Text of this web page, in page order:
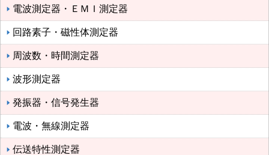
電波測定器・ＥＭＩ測定器
回路素子・磁性体測定器
周波数・時間測定器
波形測定器
発振器・信号発生器
電波・無線測定器
伝送特性測定器